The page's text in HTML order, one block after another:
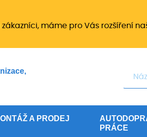
zákazníci, máme pro Vás rozšíření
A PRODEJ
PRÁCE